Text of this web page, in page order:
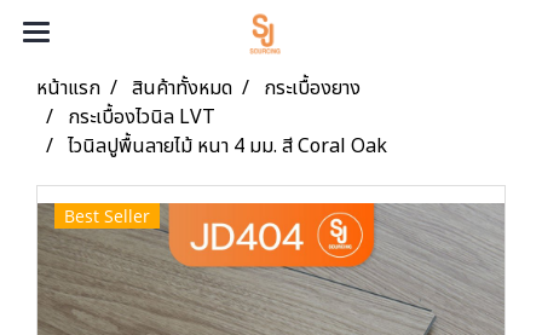
หน้าแรก สินค้าทั้งหมด
กระเบื้องยาง
กระเบื้องไวนิล LVT
ไวนิลปูพื้นลายไม้ หนา 4 มม. สี Coral Oak
Best Seller